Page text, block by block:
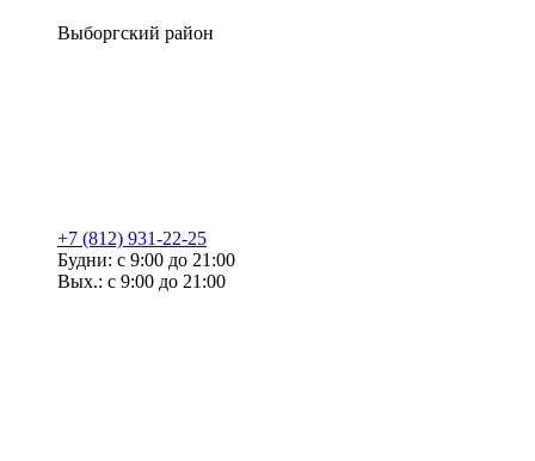
Выборгский район
+7 (812) 931-22-25
Будни: с 9:00 до 21:00
Вых.: с 9:00 до 21:00